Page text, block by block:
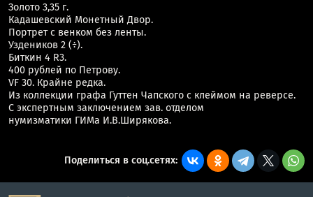
Золото 3,35 г.
Кадашевский Монетный Двор.
Портрет с венком без ленты.
Уздеников 2 (÷).
Биткин 4 R3.
400 рублей по Петрову.
VF 30. Крайне редка.
Из коллекции графа Гуттен Чапского с клеймом на реверсе.
С экспертным заключением зав. отделом
нумизматики ГИМа И.В.Ширякова.
Поделиться в соц.сетях: